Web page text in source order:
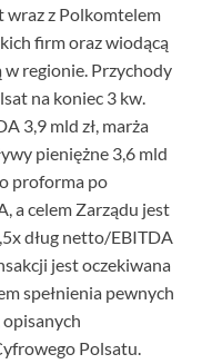
wraz z Polkomtelem
firm oraz wiodącą
regionie. Przychody
na koniec 3 kw.
3,9 mld zł, marża
pieniężne 3,6 mld
proforma po
a celem Zarządu jest
dług netto/EBITDA
jest oczekiwana
spełnienia pewnych
Polsatu.